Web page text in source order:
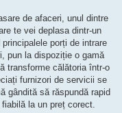
de afaceri, unul dintre
te vei deplasa dintr-un
porți de intrare
pun la dispoziție o gamă
transforme călătoria într-o
furnizori de servicii se
gândită să răspundă rapid
la un preț corect.